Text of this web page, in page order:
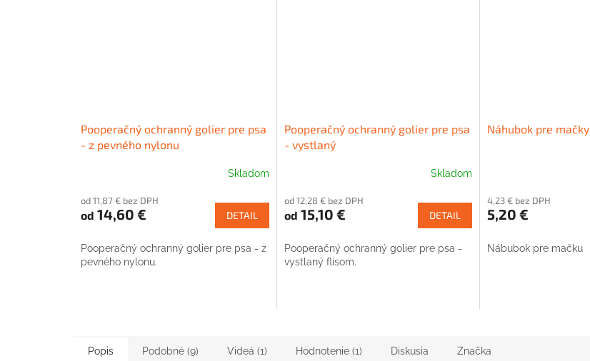
Pooperačný ochranný golier pre psa
- z pevného nylonu
produktu
je
z
hviezdičiek.
Skladom
od 11,87 € bez DPH
od 14,60 € DETAIL
Pooperačný ochranný golier pre psa - z
pevného nylonu.
Pooperačný ochranný golier pre psa
- vystlaný
Skladom
od 12,28 € bez DPH
od 15,10 € DETAIL
Pooperačný ochranný golier pre psa -
vystlaný flísom.
Náhubok pre mačky
4,23 € bez DPH
5,20 €
Nábubok pre mačku
Popis Podobné (9) Videá (1) Hodnotenie (1) Diskusia Značka